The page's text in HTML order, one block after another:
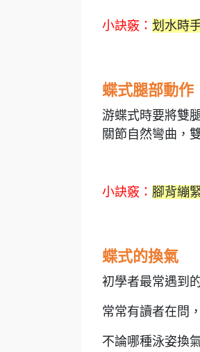
小訣竅： 划水時
蝶式腿部動作
游蝶式時要將雙
關節自然彎曲，
小訣竅： 腳背繃
蝶式的換氣
初學者最常遇到
常常有讀者在問
不論哪種泳姿換